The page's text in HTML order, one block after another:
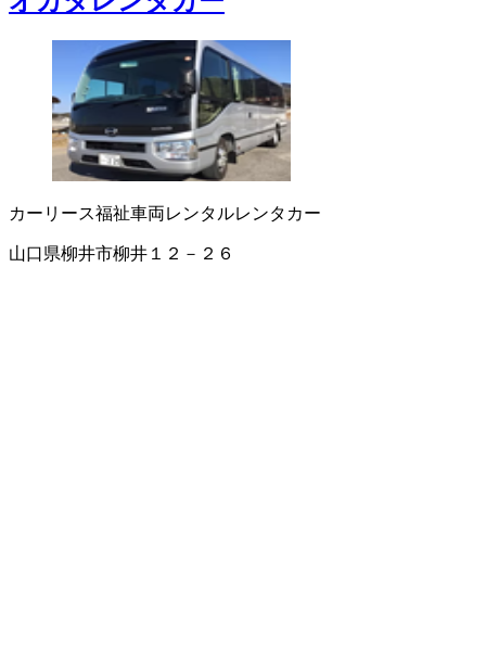
カーリース福祉車両レンタルレンタカー
山口県柳井市柳井１２－２６